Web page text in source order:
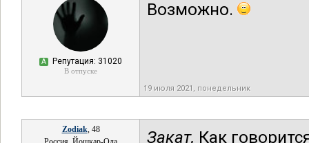
А Репутация: 31020
В отпуске
Возможно.
19 июля 2021, понедельник
Zodiak, 48
Закат, Как